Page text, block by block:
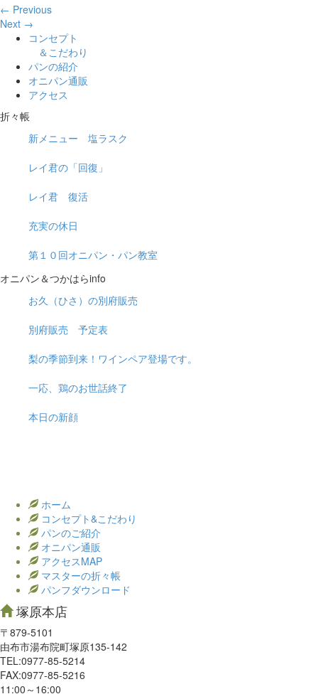
← Previous
Next →
コンセプト
＆こだわり
パンの紹介
オニパン通販
アクセス
折々帳
新メニュー 塩ラスク
レイ君の「回復」
レイ君 復活
充実の休日
第１０回オニパン・パン教室
オニパン＆つかはらinfo
お久（ひさ）の別府販売
別府販売 予定表
梨の季節到来！ワインペア登場です。
一応、鶏のお世話終了
本日の新顔
ホーム
コンセプト&こだわり
パンのご紹介
オニパン通販
アクセスMAP
マスターの折々帳
パンフダウンロード
塚原本店
〒879-5101
由布市湯布院町塚原135-142
TEL:0977‐85-5214
FAX:0977‐85-5216
11:00～16:00